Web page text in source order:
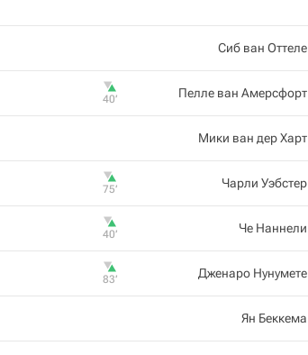
Сиб ван Оттеле
Пелле ван Амерсфорт
40‎’‎
Мики ван дер Харт
Чарли Уэбстер
75‎’‎
Че Наннели
40‎’‎
Дженаро Нунумете
83‎’‎
Ян Беккема